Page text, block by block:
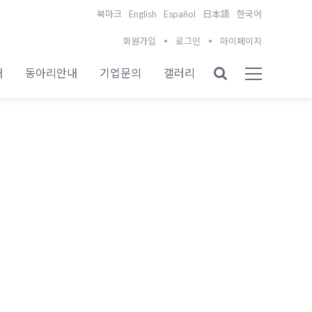
북마크 English Español 日本語 한국어
회원가입 로그인 마이페이지
동아리안내 기업문의 갤러리